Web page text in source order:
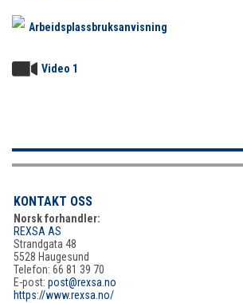
Arbeidsplassbruksanvisning
Video 1
KONTAKT OSS
Norsk forhandler:
REXSA AS
Strandgata 48
5528 Haugesund
Telefon: 66 81 39 70
E-post: post@rexsa.no
https://www.rexsa.no/